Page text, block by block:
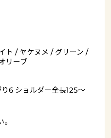
ト / ヤケヌメ / グリーン /
リーブ
6 ショルダー全長125～